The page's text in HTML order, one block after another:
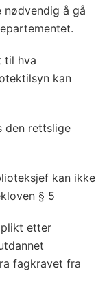
nødvendig å gå
til hva
kan
den rettslige
kan ikke
§ 5
etter
fagkravet fra